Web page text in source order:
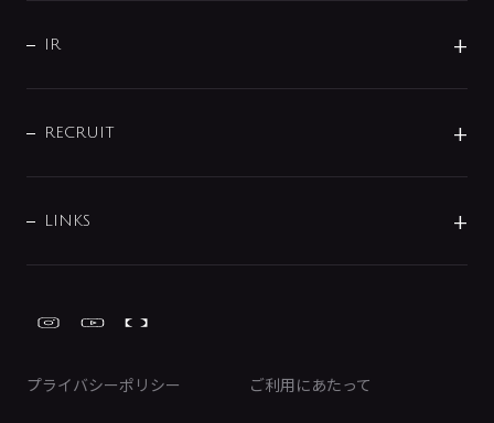
プライバシーポリシー ご利用にあたって
配管システム
バス・空調周辺用品
トイレ周辺用品
じぶんシャワーが見つかる
会社概要
事業所案内
よくあるご質問
データダウンロード
みらいエコ住宅2026事業
IR
IRニュース
IRライブラリ
RECRUIT
募集要項
LINKS